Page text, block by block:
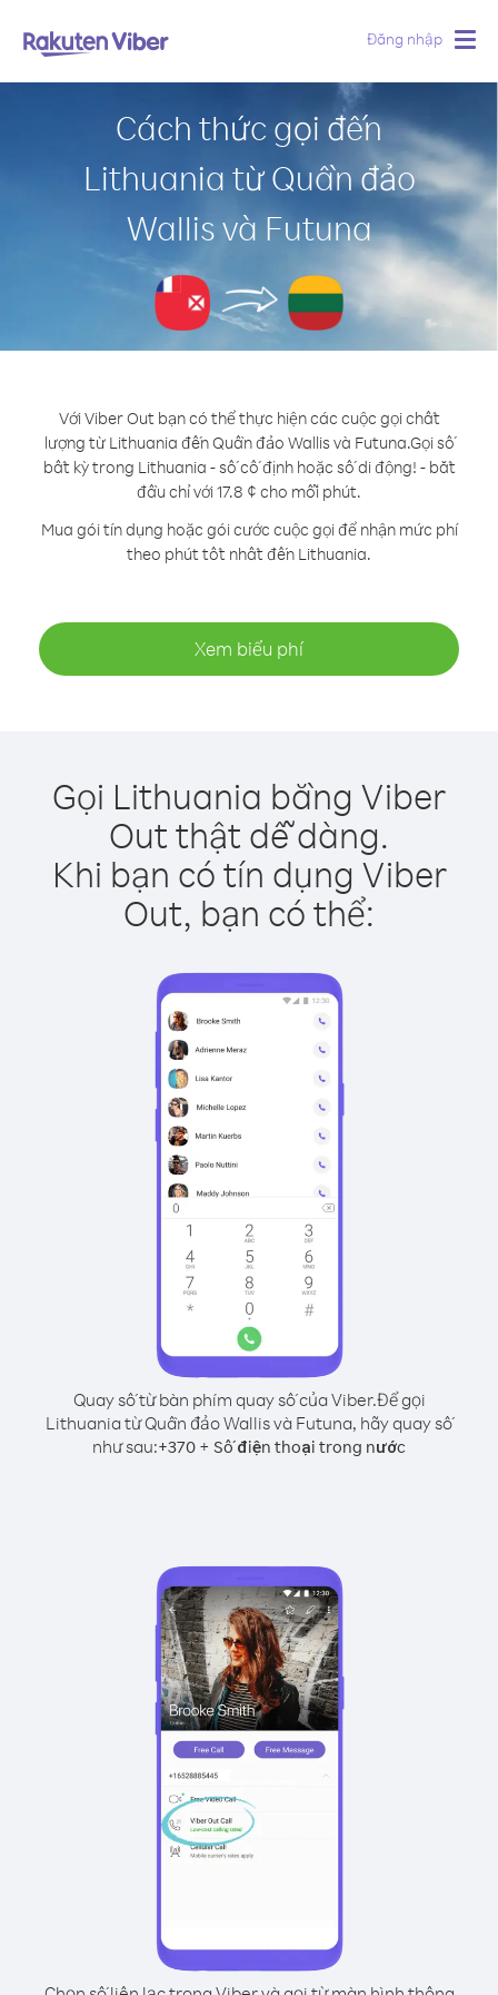
Đăng nhập
Cách thức gọi đến
Lithuania từ Quần đảo
Wallis và Futuna
Với Viber Out bạn có thể thực hiện các cuộc gọi chất
lượng từ Lithuania đến Quần đảo Wallis và Futuna.Gọi số
bất kỳ trong Lithuania - số cố định hoặc số di động! - bắt
đầu chỉ với 17.8 ¢ cho mỗi phút.
Mua gói tín dụng hoặc gói cước cuộc gọi để nhận mức phí
theo phút tốt nhất đến Lithuania.
Xem biểu phí
Gọi Lithuania bằng Viber
Out thật dễ dàng.
Khi bạn có tín dụng Viber
Out, bạn có thể:
Quay số từ bàn phím quay số của Viber.Để gọi
Lithuania từ Quần đảo Wallis và Futuna, hãy quay số
như sau:+370 + Số điện thoại trong nước